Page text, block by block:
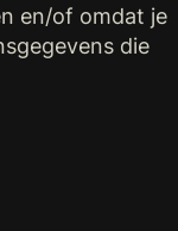
en/of omdat je
die